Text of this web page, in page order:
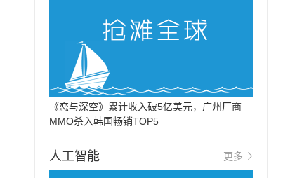
《恋与深空》累计收入破5亿美元，广州厂商
MMO杀入韩国畅销TOP5
人工智能 更多